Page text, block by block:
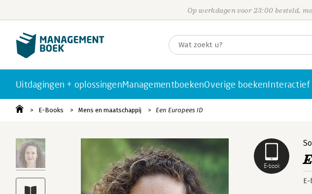
Op werkdagen voor 23:00 besteld,
Uitdagingen + oplossingenManagementboekenOverige boekenInteractief
E-Books Mens en maatschappij Een Europees ID
E-book